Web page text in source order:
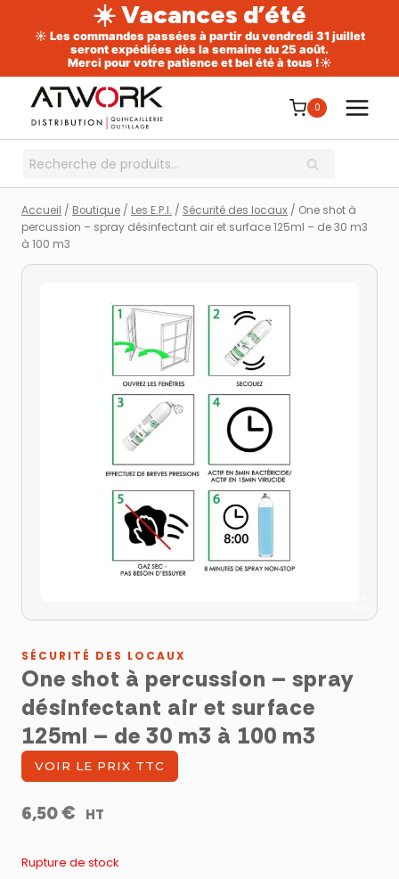
☀️ Vacances d’été
☀️ Les commandes passées à partir du vendredi 31 juillet
seront expédiées dès la semaine du 25 août.
Merci pour votre patience et bel été à tous !☀️
contenu
0
Recherche
RECHERCHE
Accueil / Boutique / Les E.P.I. / Sécurité des locaux / One shot à
percussion – spray désinfectant air et surface 125ml – de 30 m3
à 100 m3
SÉCURITÉ DES LOCAUX
One shot à percussion – spray
désinfectant air et surface
125ml – de 30 m3 à 100 m3
VOIR LE PRIX TTC
6,50€ HT
Rupture de stock